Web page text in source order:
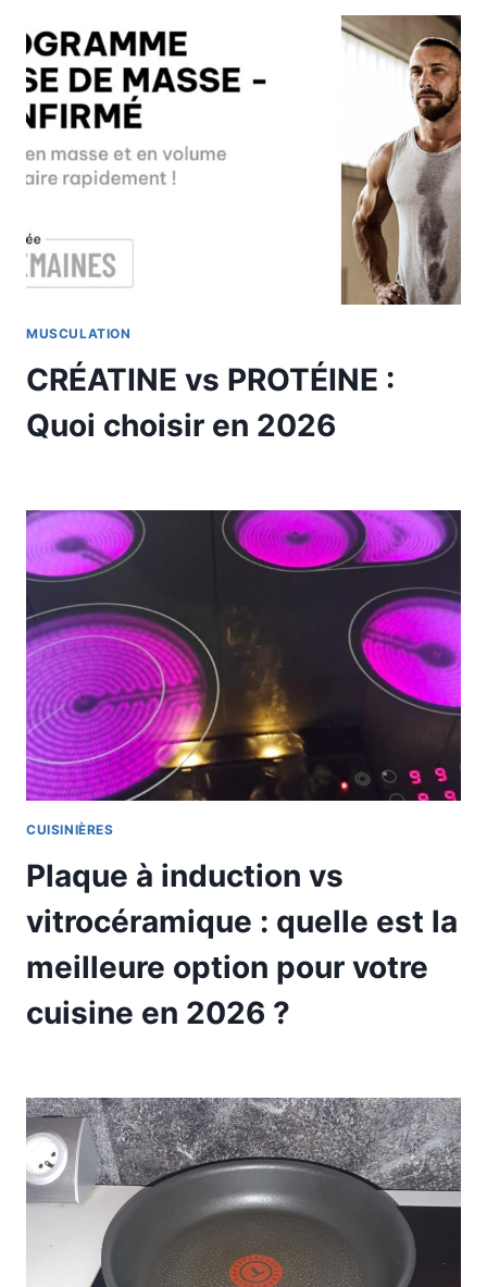
MUSCULATION
CRÉATINE vs PROTÉINE :
Quoi choisir en 2026
CUISINIÈRES
Plaque à induction vs
vitrocéramique : quelle est la
meilleure option pour votre
cuisine en 2026 ?